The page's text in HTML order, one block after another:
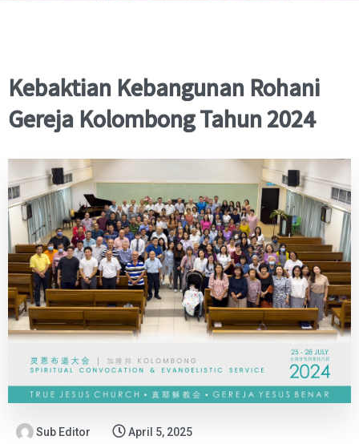
Kebaktian Kebangunan Rohani
Gereja Kolombong Tahun 2024
Sub Editor April 5, 2025